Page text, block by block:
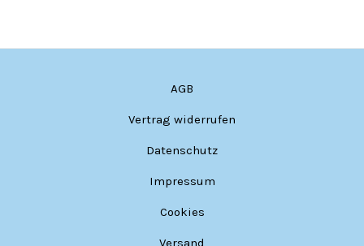
AGB
Vertrag widerrufen
Datenschutz
Impressum
Cookies
Versand